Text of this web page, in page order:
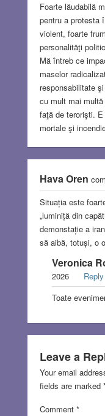
Foarte lăudabilă
pentru a protesta
violent, foarte
personalităţi
Mă întreb ce
maselor
responsabilitate
cu mult mai
faţă de terorişti.
mortale şi
Hava Oren
Situația este
„luminiță din
demonstație a
să aibă, totuși, o
Veronica
2026
Reply
Toate
Leave a
Your email
fields are marked
Comment *